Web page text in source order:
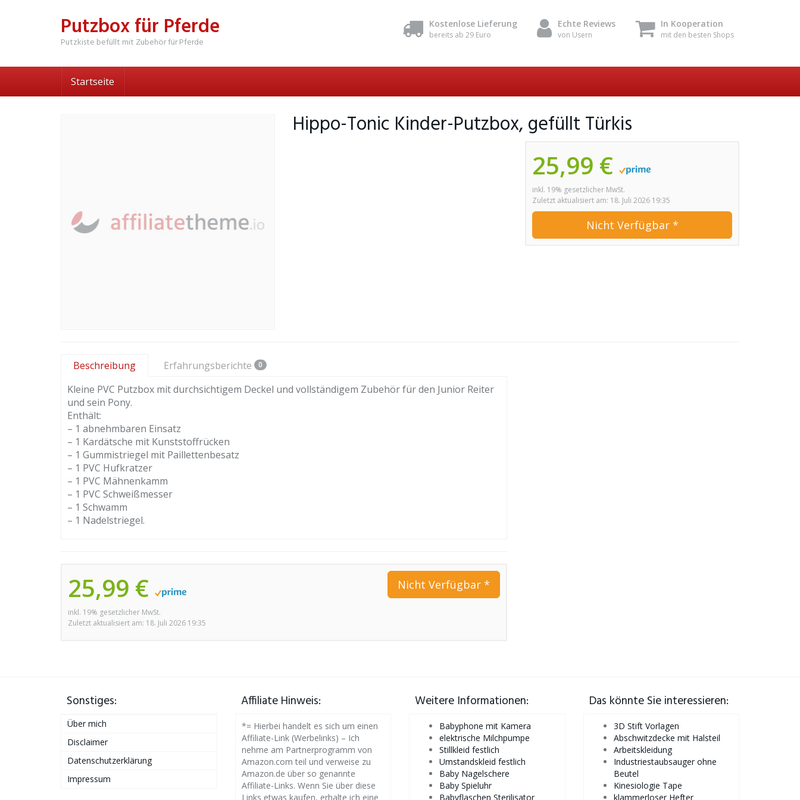
Putzbox für Pferde
Putzkiste befüllt mit Zubehör für Pferde
Kostenlose Lieferung
bereits ab 29 Euro
Echte Reviews
von Usern
In Kooperation
mit den besten Shops
Startseite
Hippo-Tonic Kinder-Putzbox, gefüllt Türkis
25,99 €
inkl. 19% gesetzlicher MwSt.
Zuletzt aktualisiert am: 18. Juli 2026 19:35
Nicht Verfügbar *
Beschreibung Erfahrungsberichte 0
Kleine PVC Putzbox mit durchsichtigem Deckel und vollständigem Zubehör für den Junior Reiter
und sein Pony.
Enthält:
– 1 abnehmbaren Einsatz
– 1 Kardätsche mit Kunststoffrücken
– 1 Gummistriegel mit Paillettenbesatz
– 1 PVC Hufkratzer
– 1 PVC Mähnenkamm
– 1 PVC Schweißmesser
– 1 Schwamm
– 1 Nadelstriegel.
25,99 €
inkl. 19% gesetzlicher MwSt.
Zuletzt aktualisiert am: 18. Juli 2026 19:35
Nicht Verfügbar *
Sonstiges:
Über mich
Disclaimer
Datenschutzerklärung
Impressum
Affiliate Hinweis:
*= Hierbei handelt es sich um einen
Affiliate-Link (Werbelinks) – Ich
nehme am Partnerprogramm von
Amazon.com teil und verweise zu
Amazon.de über so genannte
Affiliate-Links. Wenn Sie über diese
Links etwas kaufen, erhalte ich eine
Weitere Informationen:
Babyphone mit Kamera
elektrische Milchpumpe
Stillkleid festlich
Umstandskleid festlich
Baby Nagelschere
Baby Spieluhr
Babyflaschen Sterilisator
Das könnte Sie interessieren:
3D Stift Vorlagen
Abschwitzdecke mit Halsteil
Arbeitskleidung
Industriestaubsauger ohne
Beutel
Kinesiologie Tape
klammerloser Hefter